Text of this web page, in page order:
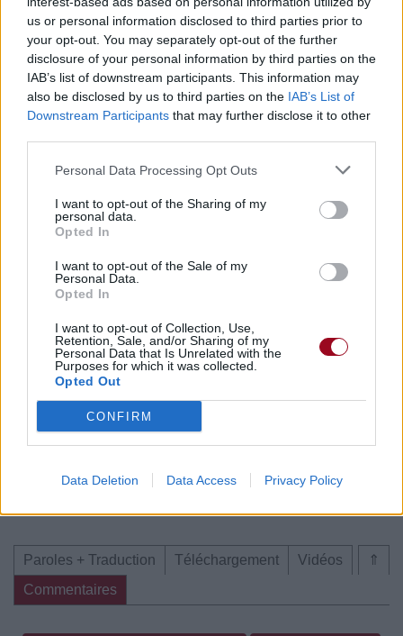
us or personal information disclosed to third parties prior to
your opt-out. You may separately opt-out of the further
disclosure of your personal information by third parties on the
IAB’s list of downstream participants. This information may
also be disclosed by us to third parties on the IAB’s List of
Downstream Participants that may further disclose it to other
Personal Data Processing Opt Outs
I want to opt-out of the Sharing of my
personal data.
Opted In
I want to opt-out of the Sale of my
Personal Data.
Opted In
I want to opt-out of Collection, Use,
Retention, Sale, and/or Sharing of my
Personal Data that Is Unrelated with the
Purposes for which it was collected.
Opted Out
CONFIRM
Data Deletion Data Access Privacy Policy
Pour prolonger le plaisir musical :
Vous aimez chanter, apprenez la guitare chez
Trouver un instrument de musique ou une partition au
meilleur prix sur
Paroles + Traduction
Voir la vidéo de «There Are More
Frightening Things...»
Concert/Live Concert/Live Concert/Live
⇑
Paroles + Traduction Téléchargement
Vidéos
Commentaires